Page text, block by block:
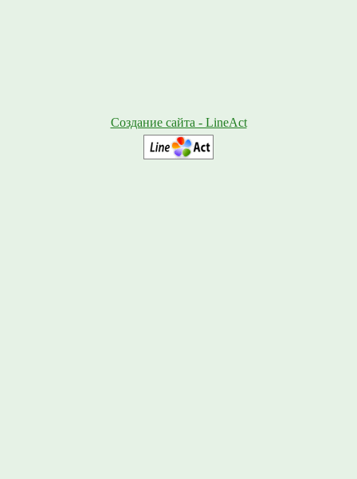
Создание сайта - LineAct